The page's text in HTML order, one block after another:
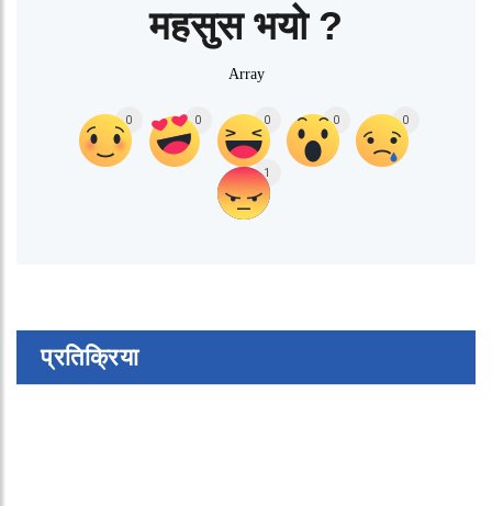
महसुस भयो ?
Array
0 0 0 0 0
1
प्रतिक्रिया